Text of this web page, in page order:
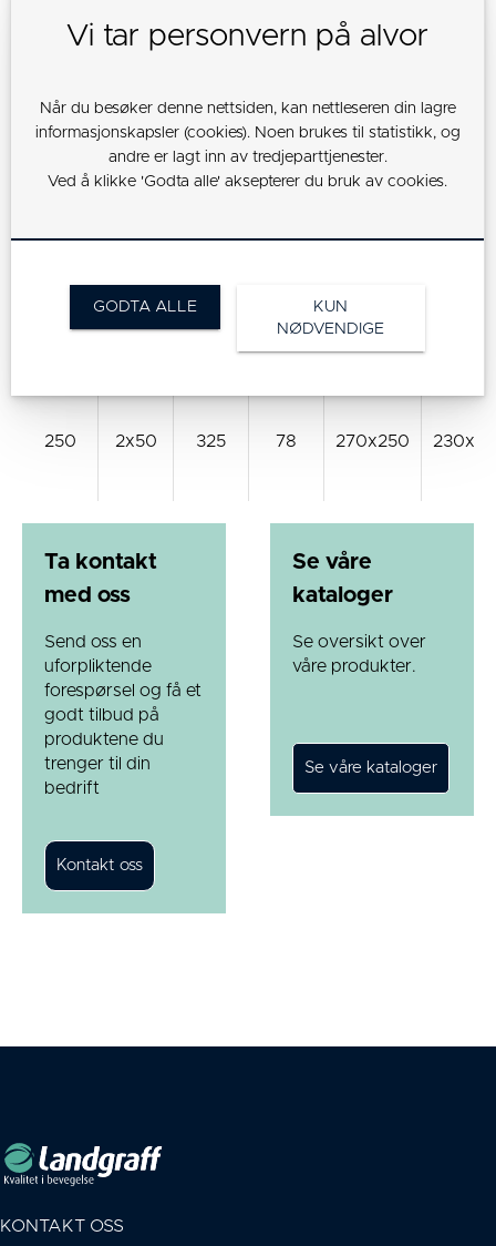
64 200x160
250 2x50 325 78 270x250
Ta kontakt
med oss
Send oss en
uforpliktende
forespørsel og få et
godt tilbud på
produktene du
trenger til din
bedrift
Se våre
kataloger
Se oversikt over
våre produkter.
KONTAKT OSS
Vi tar personvern på alvor
Når du besøker denne nettsiden, kan nettleseren din lagre
informasjonskapsler (cookies). Noen brukes til statistikk, og
andre er lagt inn av tredjeparttjenester.
Ved å klikke 'Godta alle' aksepterer du bruk av cookies.
GODTA ALLE
KUN
NØDVENDIGE